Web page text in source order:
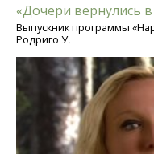
«Дочери вернулись
Выпускник программы
Родриго У.